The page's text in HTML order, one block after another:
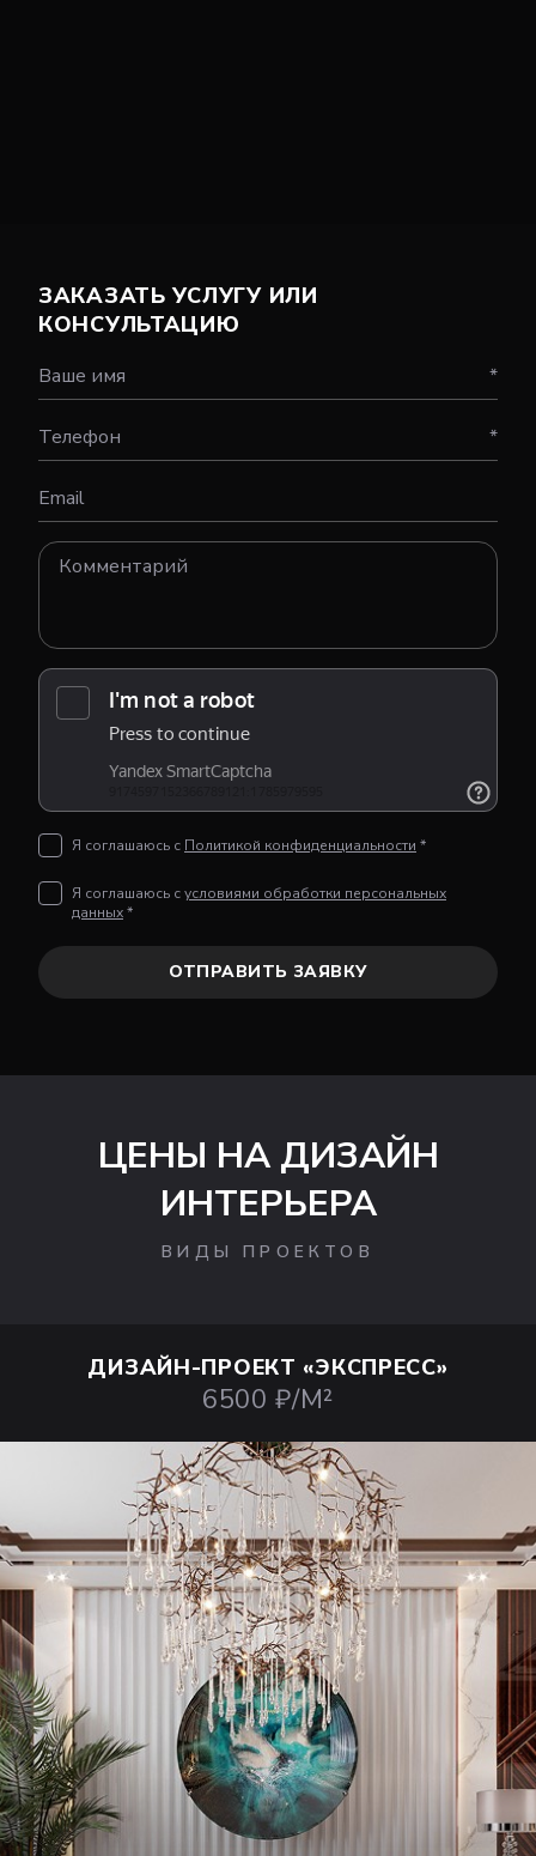
ЗАКАЗАТЬ УСЛУГУ ИЛИ
КОНСУЛЬТАЦИЮ
Ваше имя *
Телефон *
Email
Я соглашаюсь с Политикой конфиденциальности *
Я соглашаюсь сусловиями обработки персональных
данных*
ОТПРАВИТЬ ЗАЯВКУ
ЦЕНЫ НА ДИЗАЙН
ИНТЕРЬЕРА
ВИДЫ ПРОЕКТОВ
ДИЗАЙН-ПРОЕКТ «ЭКСПРЕСС»
6500 ₽/М²